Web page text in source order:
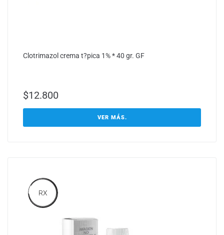
Clotrimazol crema t?pica 1% * 40 gr. GF
$12.800
VER MÁS.
RX